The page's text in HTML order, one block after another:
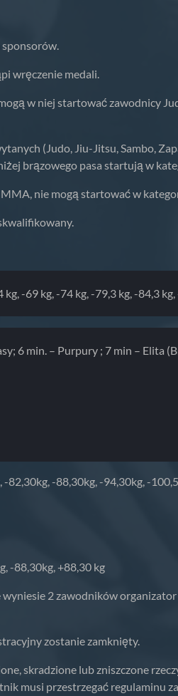
sponsorów.
wręczenie medali.
w niej startować zawodnicy
(Judo, Jiu-Jitsu, Sambo,
brązowego pasa startują w
nie mogą startować w
-69 kg, -74 kg, -79,3 kg, -84,3 kg,
6 min. – Purpury ; 7 min – Elita
82,30kg, -88,30kg, -94,30kg, -
-88,30kg, +88,30 kg
2 zawodników
zostanie zamknięty.
skradzione lub zniszczone
musi przestrzegać regulaminu